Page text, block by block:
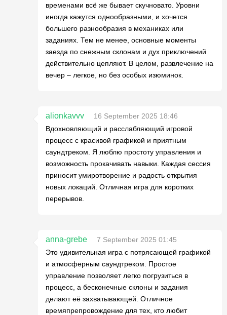
временами всё же бывает скучновато. Уровни
иногда кажутся однообразными, и хочется
большего разнообразия в механиках или
заданиях. Тем не менее, основные моменты
заезда по снежным склонам и дух приключений
действительно цепляют. В целом, развлечение на
вечер – легкое, но без особых изюминок.
alionkavvv
16 September 2025 18:46
Вдохновляющий и расслабляющий игровой
процесс с красивой графикой и приятным
саундтреком. Я люблю простоту управления и
возможность прокачивать навыки. Каждая сессия
приносит умиротворение и радость открытия
новых локаций. Отличная игра для коротких
перерывов.
anna-grebe
7 September 2025 01:45
Это удивительная игра с потрясающей графикой
и атмосферным саундтреком. Простое
управление позволяет легко погрузиться в
процесс, а бесконечные склоны и задания
делают её захватывающей. Отличное
времяпрепровождение для тех, кто любит